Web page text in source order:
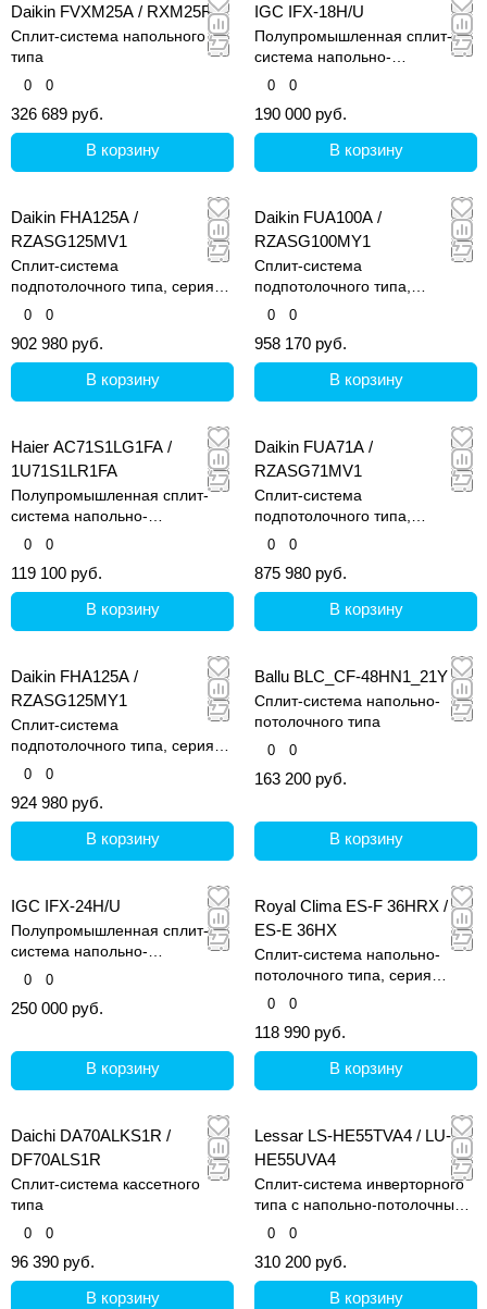
Daikin FVXM25A / RXM25R
Сплит-система напольного
типа
0 0
326 689 руб.
В корзину
IGC IFX-18H/U
Полупромышленная сплит-
система напольно-
потолочного типа
0 0
190 000 руб.
В корзину
Daikin FHA125A /
RZASG125MV1
Сплит-система
подпотолочного типа, серия
FHA-A
0 0
902 980 руб.
В корзину
Daikin FUA100A /
RZASG100MY1
Сплит-система
подпотолочного типа,
четырехпотолочная
0 0
958 170 руб.
В корзину
Haier AC71S1LG1FA /
1U71S1LR1FA
Полупромышленная сплит-
система напольно-
потолочного типа, серия R32
0 0
119 100 руб.
В корзину
Daikin FUA71A /
RZASG71MV1
Сплит-система
подпотолочного типа,
четырехпотолочная
0 0
875 980 руб.
В корзину
Daikin FHA125A /
RZASG125MY1
Сплит-система
подпотолочного типа, серия
FHA-A
0 0
924 980 руб.
В корзину
Ballu BLC_CF-48HN1_21Y
Сплит-система напольно-
потолочного типа
0 0
163 200 руб.
В корзину
IGC IFX-24H/U
Полупромышленная сплит-
система напольно-
потолочного типа
0 0
250 000 руб.
В корзину
Royal Clima ES-F 36HRX /
ES-E 36HX
Сплит-система напольно-
потолочного типа, серия
Esperto
0 0
118 990 руб.
В корзину
Daichi DA70ALKS1R /
DF70ALS1R
Сплит-система кассетного
типа
0 0
96 390 руб.
В корзину
Lessar LS-HE55TVA4 / LU-
HE55UVA4
Сплит-система инверторного
типа с напольно-потолочным
внутренним блоком
0 0
310 200 руб.
В корзину